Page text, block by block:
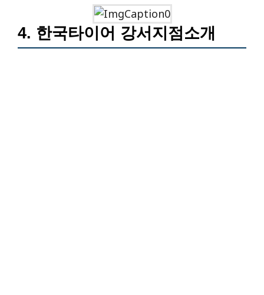
4. 한국타이어 강서지점소개